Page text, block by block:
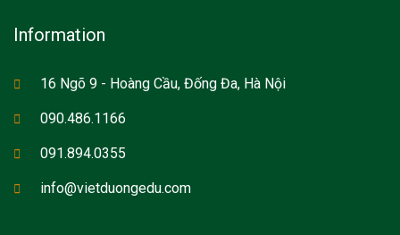
Information
16 Ngõ 9 - Hoàng Cầu, Đống Đa, Hà Nội
090.486.1166
091.894.0355
info@vietduongedu.com